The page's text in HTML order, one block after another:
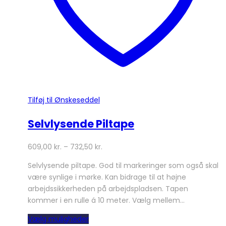
Tilføj til Ønskeseddel
Selvlysende Piltape
609,00 kr. – 732,50 kr.
Selvlysende piltape. God til markeringer som også skal
være synlige i mørke. Kan bidrage til at højne
arbejdssikkerheden på arbejdspladsen. Tapen
kommer i en rulle á 10 meter. Vælg mellem…
Vælg mulighederDette